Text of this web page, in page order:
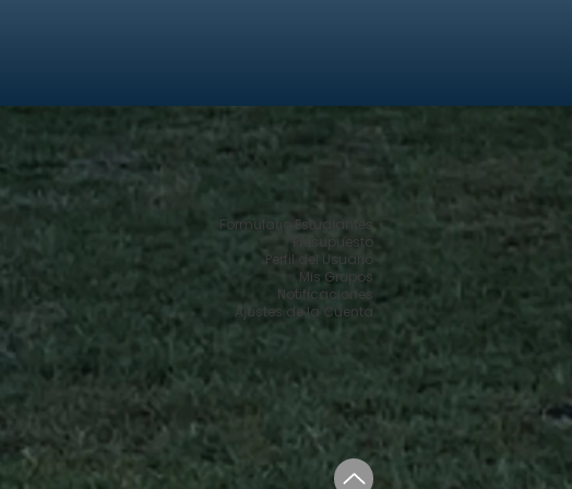
Formulario Estudiantes
Presupuesto
Perfil del Usuário
Mis Grupos
Notificaciones
Ajustes de la Cuenta